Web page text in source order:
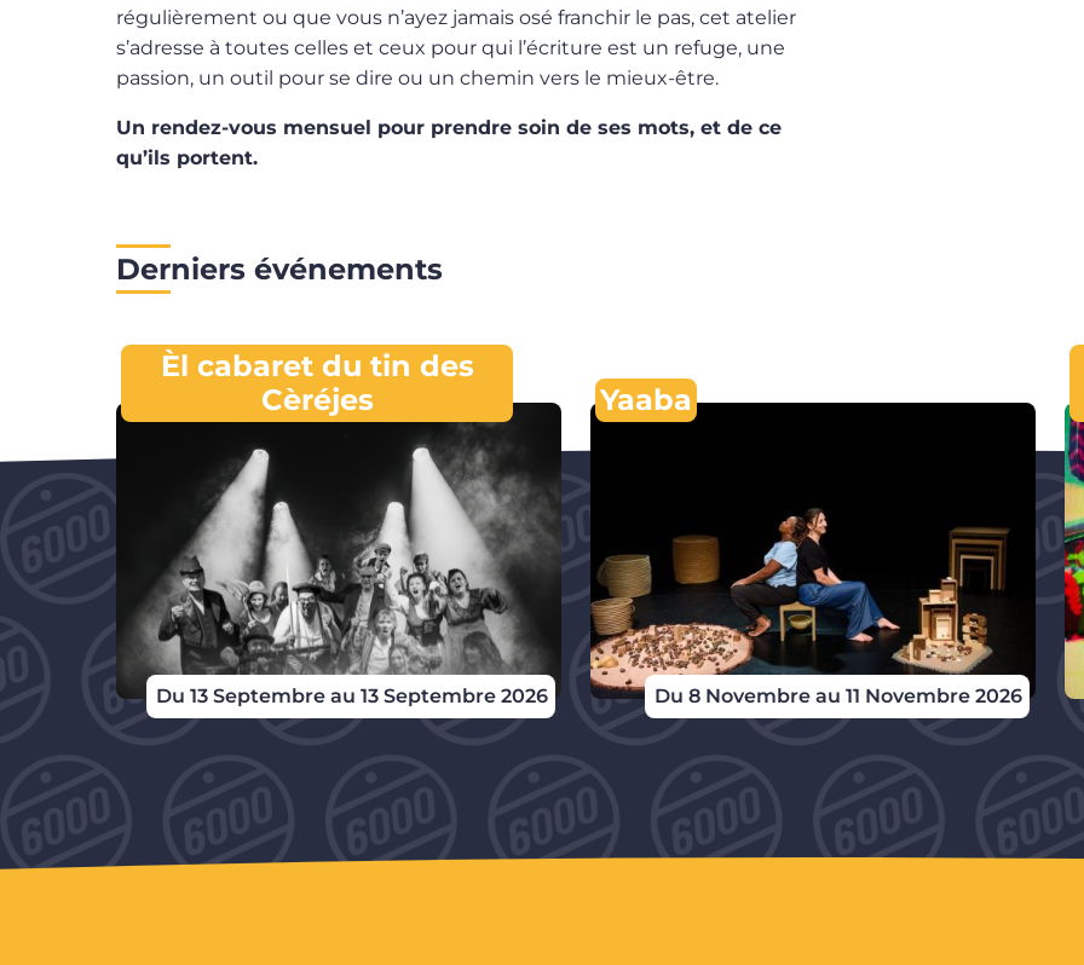
régulièrement ou que vous n’ayez jamais osé franchir le pas, cet atelier
s’adresse à toutes celles et ceux pour qui l’écriture est un refuge, une
passion, un outil pour se dire ou un chemin vers le mieux-être.
Un rendez-vous mensuel pour prendre soin de ses mots, et de ce
qu’ils portent.
Derniers événements
Du 13 Septembre au 13 Septembre 2026
Èl cabaret du tin des
Cèréjes
Du 8 Novembre au 11 Novembre 2026
Yaaba